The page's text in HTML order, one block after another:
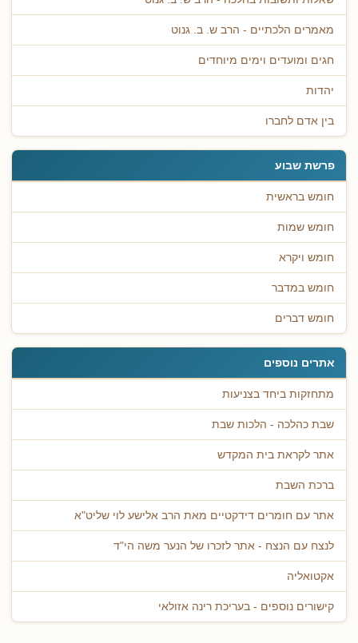
מאמרים הלכתיים - הרב ש. ב. גנוט
חגים ומועדים וימים מיוחדים
יהדות
בין אדם לחברו
פרשת שבוע
חומש בראשית
חומש שמות
חומש ויקרא
חומש במדבר
חומש דברים
אתרים נוספים
מתחזקות ביחד בצניעות
שבת כהלכה - הלכות שבת
אתר לקראת בית המקדש
ברכת השבת
אתר עם חומרים דידקטיים מאת הרב אלישע לוי שליט"א
לנצח עם הנצח - אתר לזכרו של הנער משה הי"ד
אקטואליה
קישורים נוספים - בעריכת רינה אזולאי